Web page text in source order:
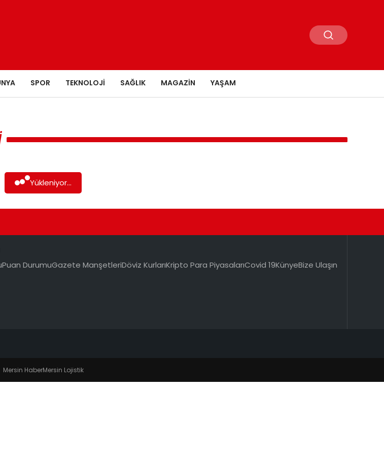
SPOR TEKNOLOJI SAĞLIK MAGAZIN YAŞAM
Yükleniyor...
Puan DurumuGazete ManşetleriDöviz KurlarıKripto Para PiyasalarıCovid 19KünyeBize Ulaşın
Mersin HaberMersin Lojistik